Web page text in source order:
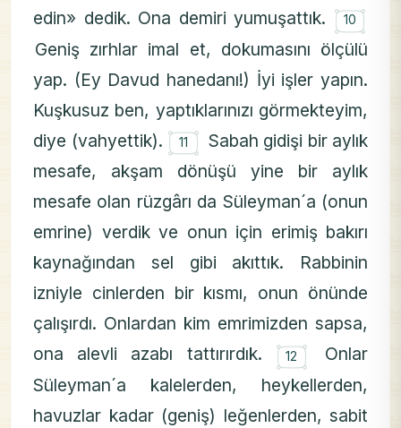
edin» dedik. Ona demiri yumuşattık. ۝
10
Geniş zırhlar imal et, dokumasını ölçülü
yap. (Ey Davud hanedanı!) İyi işler yapın.
Kuşkusuz ben, yaptıklarınızı görmekteyim,
diye (vahyettik). ۝
11
Sabah gidişi bir aylık
mesafe, akşam dönüşü yine bir aylık
mesafe olan rüzgârı da Süleyman´a (onun
emrine) verdik ve onun için erimiş bakırı
kaynağından sel gibi akıttık. Rabbinin
izniyle cinlerden bir kısmı, onun önünde
çalışırdı. Onlardan kim emrimizden sapsa,
ona alevli azabı tattırırdık. ۝
12
Onlar
Süleyman´a kalelerden, heykellerden,
havuzlar kadar (geniş) leğenlerden, sabit